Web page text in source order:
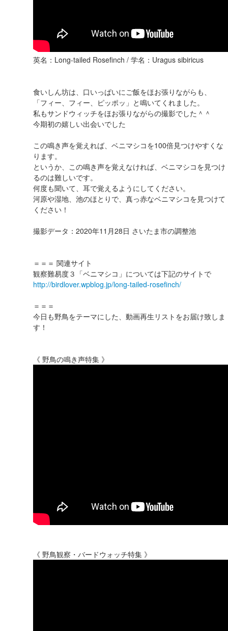
英名：Long-tailed Rosefinch / 学名：Uragus sibiricus
食いしん坊は、口いっぱいにご飯をほお張りながらも、
「フィー、フィー、ピッポッ」と鳴いてくれました。
私もサンドウィッチをほお張りながらの撮影でした＾＾
今期初の嬉しい出会いでした
この鳴き声を覚えれば、ベニマシコを100倍見つけやすくな
ります。
というか、この鳴き声を覚えなければ、ベニマシコを見つけ
るのは難しいです。
何度も聞いて、耳で覚えるようにしてください。
河原や湿地、池のほとりで、真っ赤なベニマシコを見つけて
ください！
撮影データ：2020年11月28日 さいたま市の調整池
＝＝＝ 関連サイト
観察難易度３「ベニマシコ」については下記のサイトで
http://birdlover.wpblog.jp/long-tailed-rosefinch/
＝＝＝
今日も野鳥をテーマにした、動画再生リストをお届け致しま
す！
《 野鳥の鳴き声特集 》
《 野鳥観察・バードウォッチ特集 》